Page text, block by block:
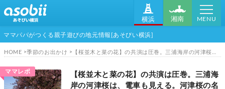
横浜 湘南 MENU
ママパパがつくる親子遊びの地元情報[あそびい横浜]
HOME 季節のお出かけ 【桜並木と菜の花】の共演は圧巻。三浦海岸の河津桜は、電車も見える。河津桜の名所「三浦海岸 桜まつり」に行ってきました。１０００本もの桜並木と菜の花が綺麗に咲き誇り、会場周辺は子供も楽しめるスポットも満載！周辺の遊びスポットも一緒に巡ってきました。[ママレポ]
ママレポ
【桜並木と菜の花】の共演は圧巻。三浦海
岸の河津桜は、電車も見える。河津桜の名